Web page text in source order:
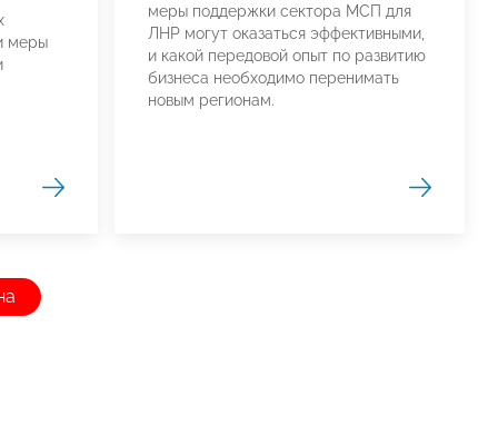
меры
меры поддержки сектора МСП для
ЛНР могут оказаться эффективными,
и какой передовой опыт по развитию
бизнеса необходимо перенимать
новым регионам.